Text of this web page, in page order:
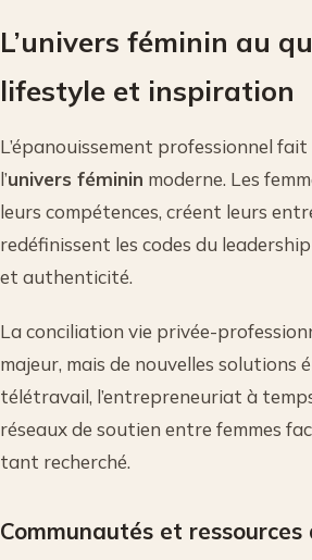
L’univers féminin au
lifestyle et inspiration
L’épanouissement professionnel
l’univers féminin moderne. Les
leurs compétences, créent leurs
redéfinissent les codes du
et authenticité.
La conciliation vie privée-
majeur, mais de nouvelles solutions
télétravail, l’entrepreneuriat à
réseaux de soutien entre femmes
tant recherché.
Communautés et ressources